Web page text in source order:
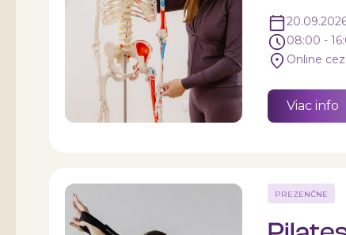
08:00 -
Online
Viac info
PREZENČNE